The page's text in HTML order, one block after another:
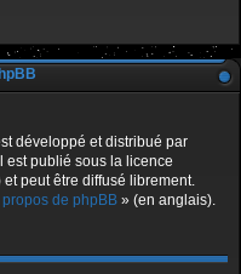
développé et distribué par
est publié sous la licence
peut être diffusé librement.
propos de phpBB » (en anglais).